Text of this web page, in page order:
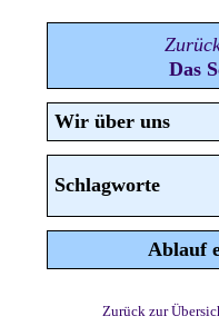
Das
Wir über uns
Schlagworte
Ablauf
Zurück zur